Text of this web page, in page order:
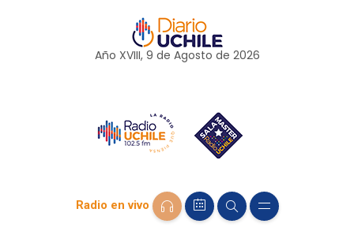
Año XVIII, 9 de Agosto de 2026
Radio en vivo